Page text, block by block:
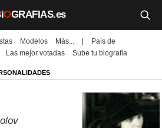
OGRAFIAS.es
Modelos Más...
País de
Las mejor votadas Sube tu biografía